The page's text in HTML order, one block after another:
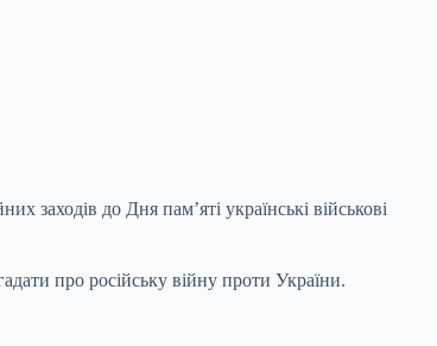
заходів до Дня пам’яті українські військові
про російську війну проти України.